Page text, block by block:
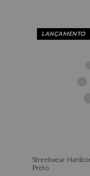
LANÇAMENTO
Streetwear
Preto